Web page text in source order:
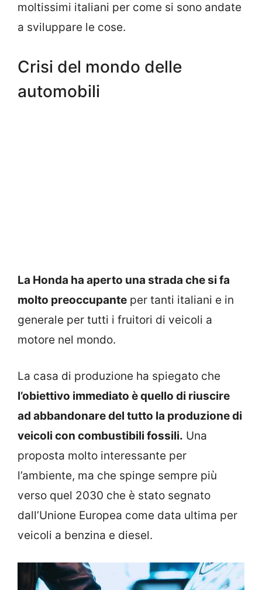
moltissimi italiani per come si sono andate
a sviluppare le cose.
Crisi del mondo delle
automobili
La Honda ha aperto una strada che si fa
molto preoccupante per tanti italiani e in
generale per tutti i fruitori di veicoli a
motore nel mondo.
La casa di produzione ha spiegato che
l’obiettivo immediato è quello di riuscire
ad abbandonare del tutto la produzione di
veicoli con combustibili fossili. Una
proposta molto interessante per
l’ambiente, ma che spinge sempre più
verso quel 2030 che è stato segnato
dall’Unione Europea come data ultima per
veicoli a benzina e diesel.